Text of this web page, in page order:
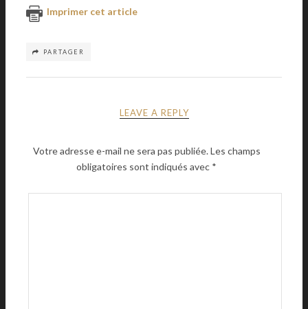
Imprimer cet article
PARTAGER
LEAVE A REPLY
Votre adresse e-mail ne sera pas publiée.Les champs
obligatoires sont indiqués avec *